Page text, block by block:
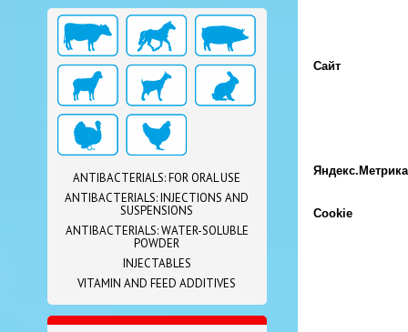
ANTIBACTERIALS: FOR ORAL USE
ANTIBACTERIALS: INJECTIONS AND
SUSPENSIONS
ANTIBACTERIALS: WATER-SOLUBLE
POWDER
INJECTABLES
VITAMIN AND FEED ADDITIVES
Сайт
Яндекс.Метрика
Cookie